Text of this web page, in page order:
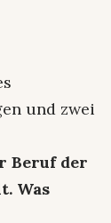
und zwei
Beruf der
Was